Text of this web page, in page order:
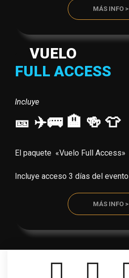
MÁS INFO >
VUELO
FULL ACCESS
Incluye
🎫 ✈️🚌 🏨 🍻 👕
El paquete «Vuelo Full Access»
Incluye acceso 3 días del evento
MÁS INFO >